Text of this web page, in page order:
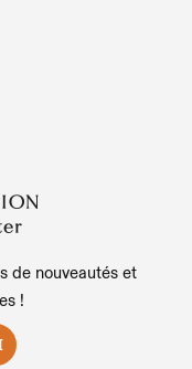
de nouveautés et
!